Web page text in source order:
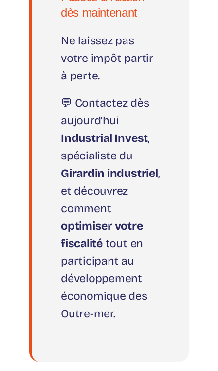
dès maintenant
Ne laissez pas
votre impôt partir
à perte.
💬 Contactez dès
aujourd’hui
Industrial Invest,
spécialiste du
Girardin industriel,
et découvrez
comment
optimiser votre
fiscalitétout en
participant au
développement
économique des
Outre-mer.